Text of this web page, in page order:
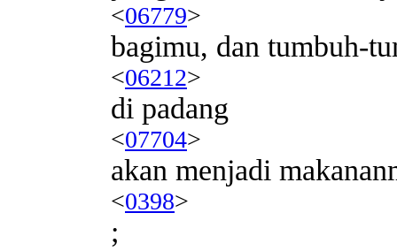
<06779>
bagimu, dan tumbuh-
<06212>
di padang
<07704>
akan menjadi
<0398>
;